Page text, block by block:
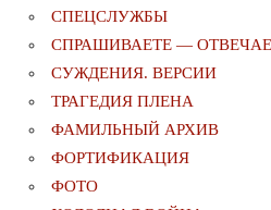
СПЕЦСЛУЖБЫ
СПРАШИВАЕТЕ —
СУЖДЕНИЯ. ВЕРСИИ
ТРАГЕДИЯ ПЛЕНА
ФАМИЛЬНЫЙ АРХИВ
ФОРТИФИКАЦИЯ
ФОТО